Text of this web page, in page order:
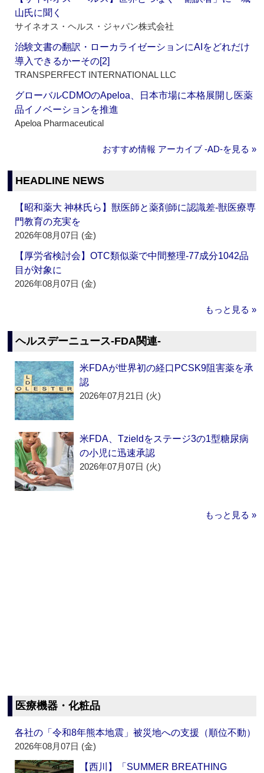
山氏に聞く
サイネオス・ヘルス・ジャパン株式会社
治験文書の翻訳・ローカライゼーションにAIをどれだけ
導入できるかーその[2]
TRANSPERFECT INTERNATIONAL LLC
グローバルCDMOのApeloa、日本市場に本格展開し医薬
品イノベーションを推進
Apeloa Pharmaceutical
おすすめ情報 アーカイブ ‐AD‐を見る »
HEADLINE NEWS
【昭和薬大 神林氏ら】獣医師と薬剤師に認識差‐獣医療専
門教育の充実を
2026年08月07日 (金)
【厚労省検討会】OTC類似薬で中間整理‐77成分1042品
目が対象に
2026年08月07日 (金)
もっと見る »
ヘルスデーニュース‐FDA関連‐
米FDAが世界初の経口PCSK9阻害薬を承
認
2026年07月21日 (火)
米FDA、Tzieldをステージ3の1型糖尿病
の小児に迅速承認
2026年07月07日 (火)
もっと見る »
医療機器・化粧品
各社の「令和8年熊本地震」被災地への支援（順位不動）
2026年08月07日 (金)
【西川】「SUMMER BREATHING